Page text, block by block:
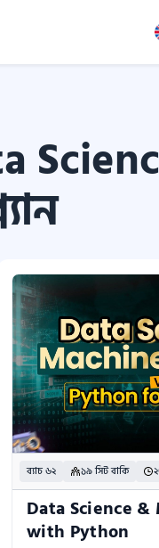
ব্যাচ ৬২ ১৯ সিট বাকি
Data Science
with Python